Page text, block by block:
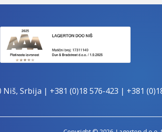
Niš, Srbija | +381 (0)18 576-423 | +381